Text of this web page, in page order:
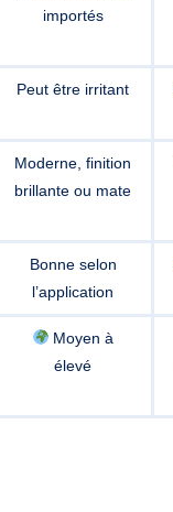
importés
Peut être irritant
Moderne, finition
brillante ou mate
Bonne selon
l’application
Moyen à
élevé